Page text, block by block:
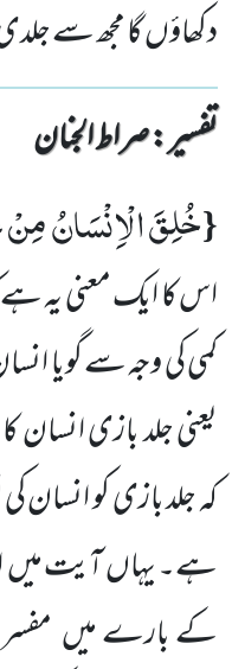
دکھاؤں گا مجھ سے
تفسیر : ‎صراط الجنان
{خُلِقَ الْاِنْسَانُ
اس کا ایک معنی یہ ہے
کمی کی وجہ سے گویا
یعنی جلد بازی
کہ جلد بازی کو انسان
ہے۔ یہاںآیت میں
کے بارے میں